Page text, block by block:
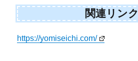
関連リンク
https://yomiseichi.com/